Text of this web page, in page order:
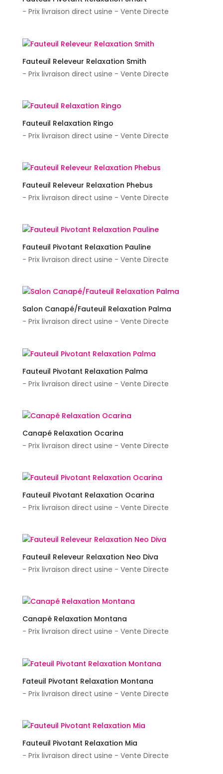
- Prix livraison direct usine - Vente Directe
Fauteuil Releveur Relaxation Smith
- Prix livraison direct usine - Vente Directe
Fauteuil Relaxation Ringo
- Prix livraison direct usine - Vente Directe
Fauteuil Releveur Relaxation Phebus
- Prix livraison direct usine - Vente Directe
Fauteuil Pivotant Relaxation Pauline
- Prix livraison direct usine - Vente Directe
Salon Canapé/Fauteuil Relaxation Palma
- Prix livraison direct usine - Vente Directe
Fauteuil Pivotant Relaxation Palma
- Prix livraison direct usine - Vente Directe
Canapé Relaxation Ocarina
- Prix livraison direct usine - Vente Directe
Fauteuil Pivotant Relaxation Ocarina
- Prix livraison direct usine - Vente Directe
Fauteuil Releveur Relaxation Neo Diva
- Prix livraison direct usine - Vente Directe
Canapé Relaxation Montana
- Prix livraison direct usine - Vente Directe
Fateuil Pivotant Relaxation Montana
- Prix livraison direct usine - Vente Directe
Fauteuil Pivotant Relaxation Mia
- Prix livraison direct usine - Vente Directe